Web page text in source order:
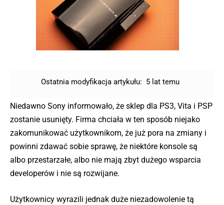
Ostatnia modyfikacja artykułu: 5 lat temu
Niedawno Sony informowało, że sklep dla PS3, Vita i PSP
zostanie usunięty. Firma chciała w ten sposób niejako
zakomunikować użytkownikom, że już pora na zmiany i
powinni zdawać sobie sprawę, że niektóre konsole są
albo przestarzałe, albo nie mają zbyt dużego wsparcia
developerów i nie są rozwijane.
Użytkownicy wyrazili jednak duże niezadowolenie tą